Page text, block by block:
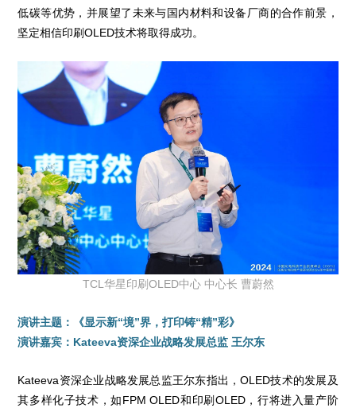
低碳等优势，并展望了未来与国内材料和设备厂商的合作前景，
坚定相信印刷OLED技术将取得成功。
TCL华星印刷OLED中心 中心长 曹蔚然
演讲主题：《显示新“境”界，打印铸“精”彩》
演讲嘉宾：Kateeva资深企业战略发展总监 王尔东
Kateeva资深企业战略发展总监王尔东指出，OLED技术的发展及
其多样化子技术，如FPM OLED和印刷OLED，行将进入量产阶